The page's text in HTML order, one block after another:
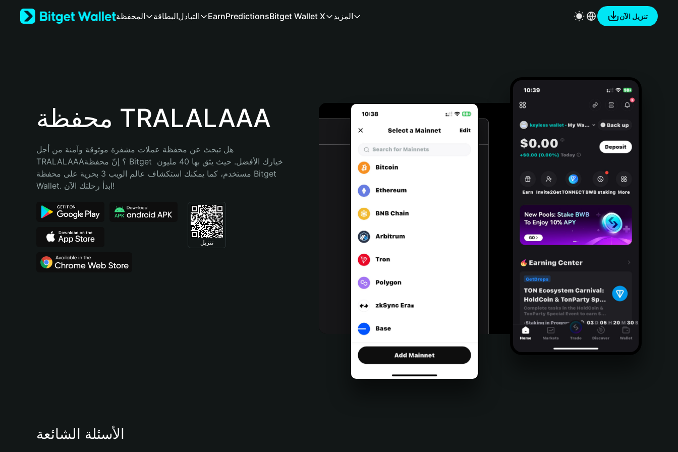
Bahasa Indonesia
Português (Brasil)
المحفظة البطاقةالتبادل EarnPredictionsBitget Wallet X المزيد تنزيل الآن
محفظة TRALALAAA
هل تبحث عن محفظة عملات مشفرة موثوقة وآمنة من أجل
TRALALAAA؟ إنّ محفظة Bitget خيارك الأفضل. حيث يثق بها 40 مليون
مستخدم، كما يمكنك استكشاف عالم الويب 3 بحرية على محفظة Bitget
Wallet. ابدأ رحلتك الآن!
تنزيل
الأسئلة الشائعة